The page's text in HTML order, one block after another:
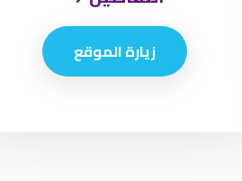
زيارة الموقع